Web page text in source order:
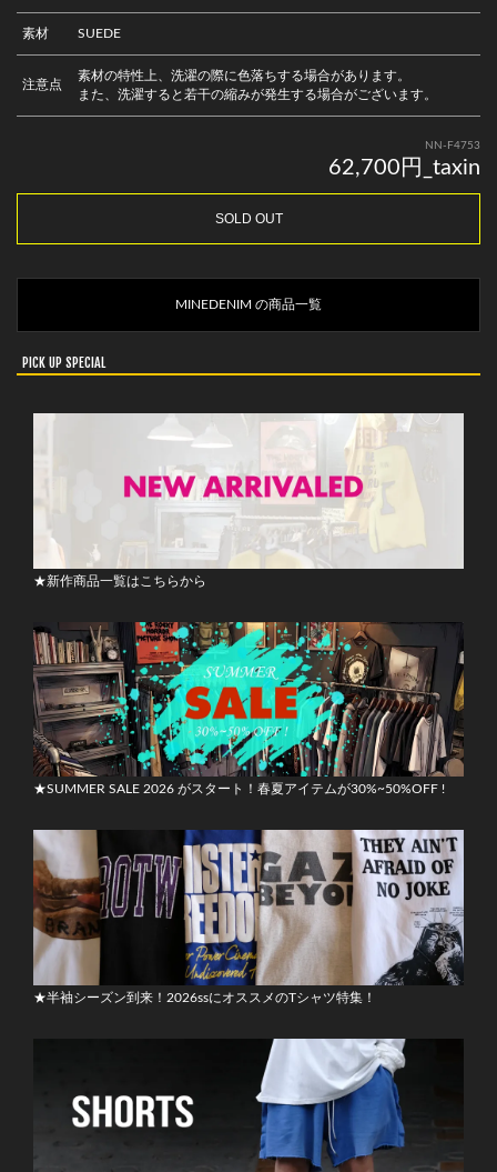
素材 SUEDE
注意点
素材の特性上、洗濯の際に色落ちする場合があります。
また、洗濯すると若干の縮みが発生する場合がございます。
NN-F4753
62,700円_taxin
SOLD OUT
MINEDENIM の商品一覧
PICK UP SPECIAL
★新作商品一覧はこちらから
★SUMMER SALE 2026 がスタート！春夏アイテムが30%~50%OFF !
★半袖シーズン到来！2026ssにオススメのTシャツ特集！